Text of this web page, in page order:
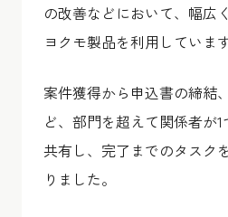
の改善などにおいて、幅広
ヨクモ製品を利用しています
案件獲得から申込書の締結
ど、部門を超えて関係者が
共有し、完了までのタスク
りました。